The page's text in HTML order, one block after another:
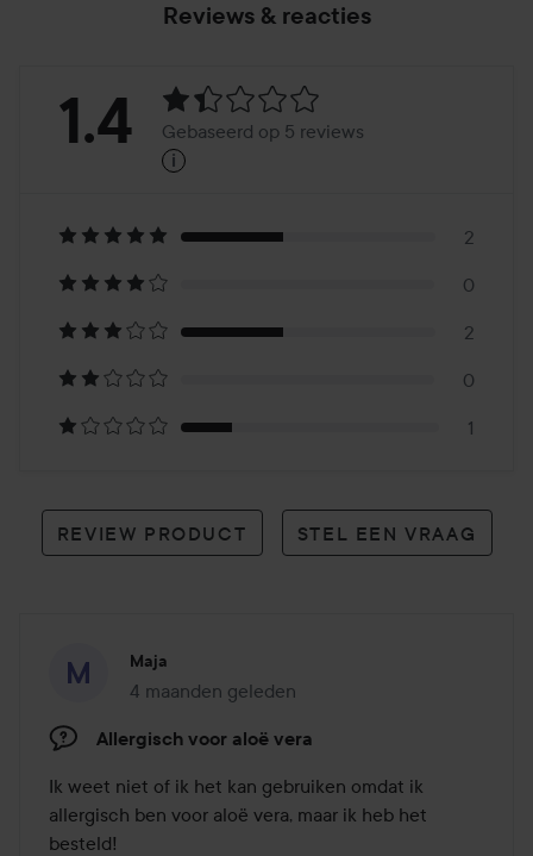
Reviews & reacties
Beoordeling:
Gebaseerd
op
5
reviews
1.4 Gebaseerd op 5 reviews
i
2
0
2
0
1
REVIEW PRODUCT STEL EEN VRAAG
Maja
4 maanden geleden
Het bericht is gemaakt 4 maanden geleden
Allergisch voor aloë vera
Ik weet niet of ik het kan gebruiken omdat ik
allergisch ben voor aloë vera, maar ik heb het
besteld!